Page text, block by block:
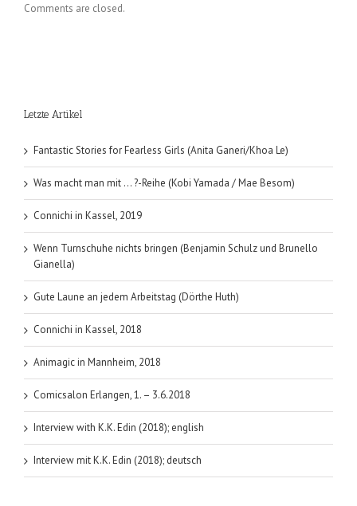
Comments are closed.
Letzte Artikel
Fantastic Stories for Fearless Girls (Anita Ganeri/Khoa Le)
Was macht man mit … ?-Reihe (Kobi Yamada / Mae Besom)
Connichi in Kassel, 2019
Wenn Turnschuhe nichts bringen (Benjamin Schulz und Brunello
Gianella)
Gute Laune an jedem Arbeitstag (Dörthe Huth)
Connichi in Kassel, 2018
Animagic in Mannheim, 2018
Comicsalon Erlangen, 1. – 3.6.2018
Interview with K.K. Edin (2018); english
Interview mit K.K. Edin (2018); deutsch